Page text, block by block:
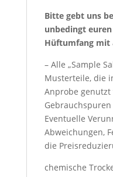
Bitte gebt uns
unbedingt
Hüftumfang mit
– Alle „Sample
Musterteile, die
Anprobe
Eventuelle
Abweichungen,
die
chemische